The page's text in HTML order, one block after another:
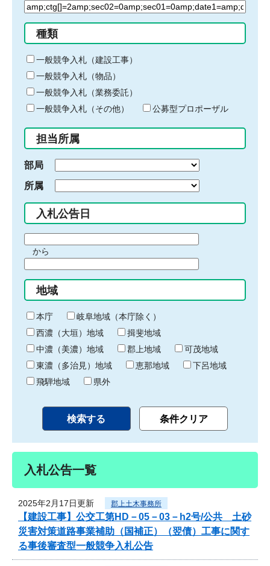
検
る
キ
ー
ワ
ー
ド
入
力
種類
一般競争入札（建設工事）
一般競争入札（物品）
一般競争入札（業務委託）
一般競争入札（その他）
公募型プロポーザル
担当所属
部局
所属
入札公告日
間
始
り
から
間
終
わ
り
地域
本庁
岐阜地域（本庁除く）
西濃（大垣）地域
揖斐地域
中濃（美濃）地域
郡上地域
可茂地域
東濃（多治見）地域
恵那地域
下呂地域
飛騨地域
県外
入札公告一覧
2025年2月17日更新 郡上土木事務所
【建設工事】公交工第HD－05－03－h2号/公共 土砂
災害対策道路事業補助（国補正）（翌債）工事に関す
る事後審査型一般競争入札公告